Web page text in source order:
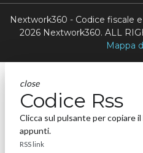
Nextwork360 - Codice fiscale
2026 Nextwork360. ALL
Mappa
close
Codice Rss
Clicca sul pulsante per copiare il
appunti.
RSS link